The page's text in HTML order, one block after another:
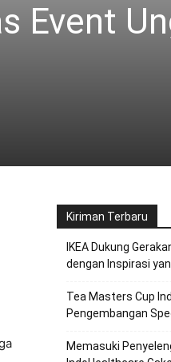
Event
Kiriman Terbaru
IKEA Dukung
dengan Inspirasi
Tea Masters Cup
Pengembangan
Memasuki